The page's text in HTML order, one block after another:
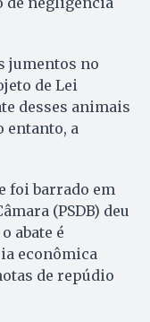
jumentos no
de Lei
desses animais
entanto, a
foi barrado em
(PSDB) deu
abate é
econômica
de repúdio